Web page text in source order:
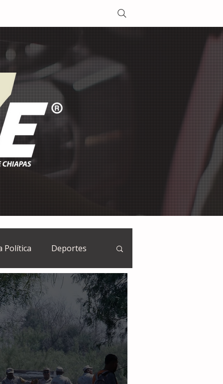
Política Deportes